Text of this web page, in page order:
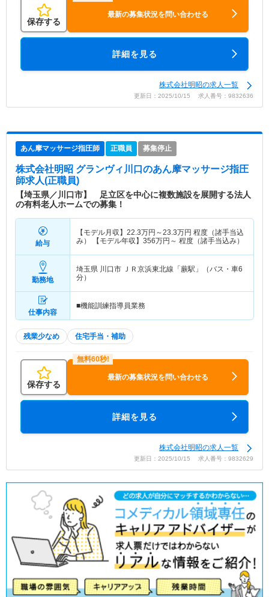
保存する
最新の募集状況を問い合わせる
詳細を見る
株式会社明昭の求人一覧
更新日：2025/10/15 求人番号：9832636
あん摩マッサージ指圧師 正職員 募集停止
株式会社明昭 グランヴィ川口 のあん摩マッサージ指圧
師求人(正職員)
【埼玉県／川口市】 足立区を中心に複数施設を展開する法人
の有料老人ホームでの募集！
給与
【モデル月収】 22.3万円～23.3万円 程度（諸手当込
み） 【モデル年収】 356万円～ 程度（諸手当込み）
勤務地
埼玉県 川口市 ＪＲ京浜東北線「蕨駅」（バス・車6
分）
仕事内容
■機能訓練指導員業務
残業少なめ 住宅手当・補助
保存する
最新の募集状況を問い合わせる
詳細を見る
株式会社明昭の求人一覧
更新日：2025/10/15 求人番号：9832629